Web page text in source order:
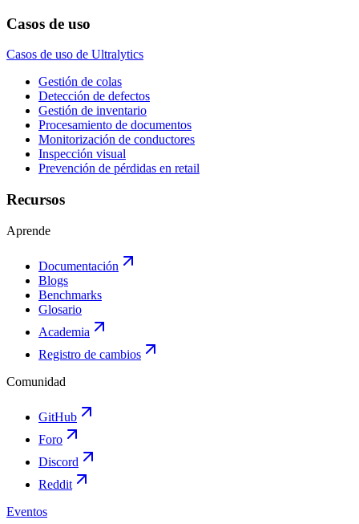
Casos de uso
Casos de uso de Ultralytics
Gestión de colas
Detección de defectos
Gestión de inventario
Procesamiento de documentos
Monitorización de conductores
Inspección visual
Prevención de pérdidas en retail
Recursos
Aprende
Documentación
Blogs
Benchmarks
Glosario
Academia
Registro de cambios
Comunidad
GitHub
Foro
Discord
Reddit
Eventos